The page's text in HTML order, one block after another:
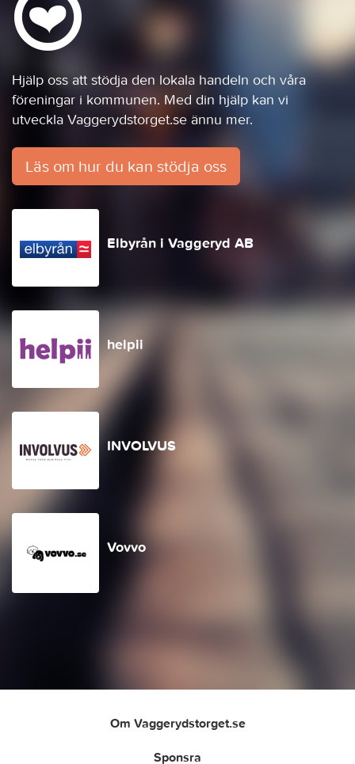
Hjälp oss att stödja den lokala handeln och våra
föreningar i kommunen. Med din hjälp kan vi
utveckla Vaggerydstorget.se ännu mer.
Läs om hur du kan stödja oss
Elbyrån i Vaggeryd AB
helpii
INVOLVUS
Vovvo
Om Vaggerydstorget.se
Sponsra